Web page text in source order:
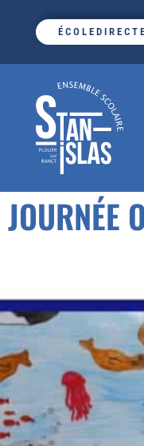
ÉCOLEDIRECTE
JOURNÉE